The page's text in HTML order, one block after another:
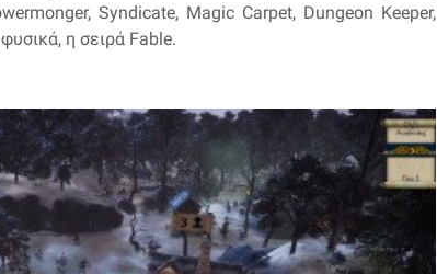
Syndicate, Magic Carpet, Dungeon Keeper,
η σειρά Fable.